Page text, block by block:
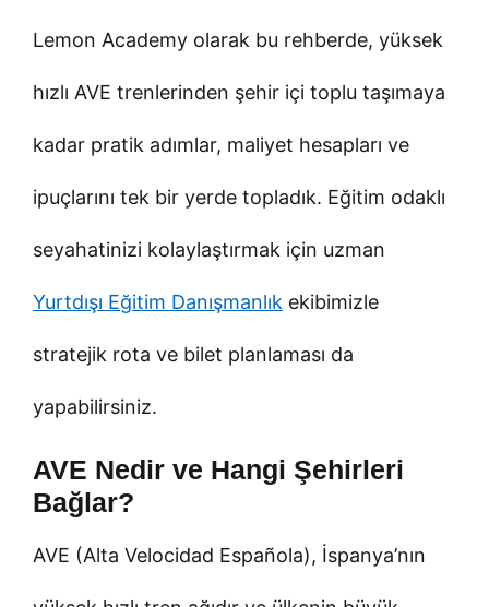
Lemon Academy olarak bu rehberde, yüksek
hızlı AVE trenlerinden şehir içi toplu taşımaya
kadar pratik adımlar, maliyet hesapları ve
ipuçlarını tek bir yerde topladık. Eğitim odaklı
seyahatinizi kolaylaştırmak için uzman
Yurtdışı Eğitim Danışmanlık ekibimizle
stratejik rota ve bilet planlaması da
yapabilirsiniz.
AVE Nedir ve Hangi Şehirleri
Bağlar?
AVE (Alta Velocidad Española), İspanya’nın